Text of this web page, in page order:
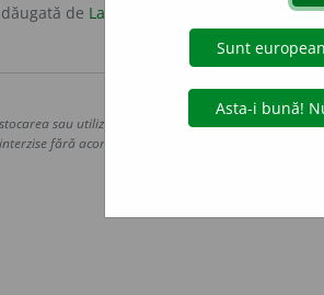
de LauraGellner
Copyright © 2004-
sau utilizarea datelor de pe acest site,
interzise fără acordul nostru prealabil scris, cu